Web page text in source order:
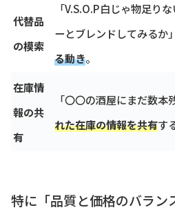
代替品
の模索
「V.S.O.P白じゃ物足り
ーとブレンドしてみるか
る動き。
在庫情
報の共
有
「〇〇の酒屋にまだ数本
れた在庫の情報を共有す
特に「品質と価格のバラン